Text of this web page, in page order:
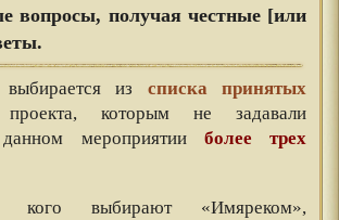
вопросы, получая честные [или
из списка принятых
которым не задавали
мероприятии более трех
выбирают «Имяреком»,